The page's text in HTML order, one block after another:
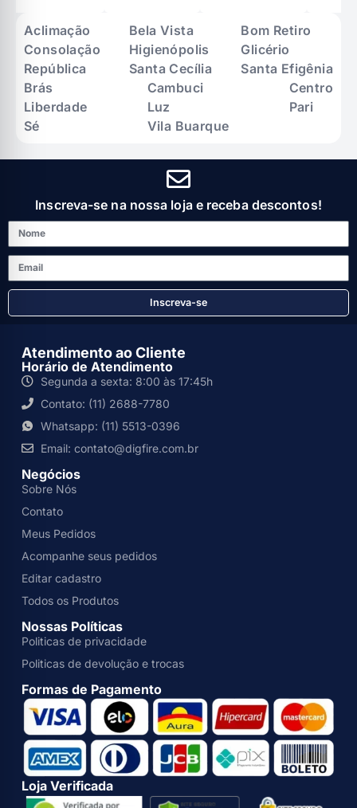
Aclimação
Consolação
República
Bela Vista
Higienópolis
Santa Cecília
Bom Retiro
Glicério
Santa Efigênia
Brás
Liberdade
Sé
Cambuci
Luz
Vila Buarque
Centro
Pari
Inscreva-se na nossa loja e receba descontos!
Inscreva-se
Atendimento ao Cliente
Horário de Atendimento
Segunda a sexta: 8:00 às 17:45h
Contato: (11) 2688-7780
Whatsapp: (11) 5513-0396
Email: contato@digfire.com.br
Negócios
Sobre Nós
Contato
Meus Pedidos
Acompanhe seus pedidos
Editar cadastro
Todos os Produtos
Nossas Políticas
Politicas de privacidade
Politicas de devolução e trocas
Formas de Pagamento
Loja Verificada